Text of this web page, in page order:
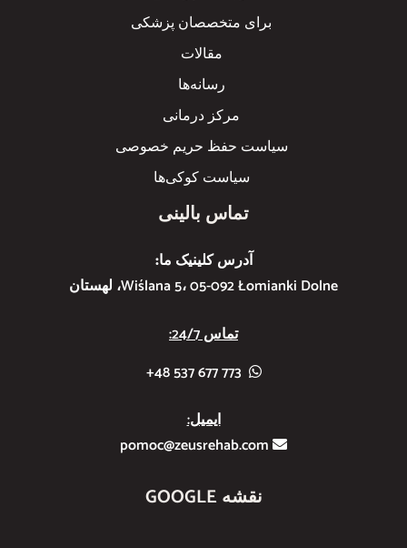
برای متخصصان پزشکی
مقالات
رسانه‌ها
مرکز درمانی
سیاست حفظ حریم خصوصی
سیاست کوکی‌ها
تماس بالینی
آدرس کلینیک ما:
Wiślana 5، 05-092 Łomianki Dolne، لهستان
تماس 24/7:
773 677 537 48+
ایمیل:
نقشه GOOGLE